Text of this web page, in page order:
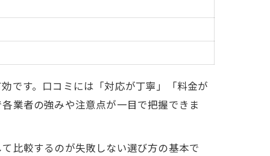
です。口コミには「対応が丁寧」「料金が
業者の強みや注意点が一目で把握できま
比較するのが失敗しない選び方の基本で